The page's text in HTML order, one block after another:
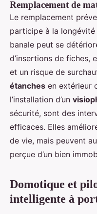
Remplacement de
Le remplacement
participe à la longévité
banale peut se
d’insertions de fiches,
et un risque de
étanches en extérieur
l’installation d’un
sécurité, sont des
efficaces. Elles
de vie, mais peuvent
perçue d’un bien
Domotique et
intelligente à